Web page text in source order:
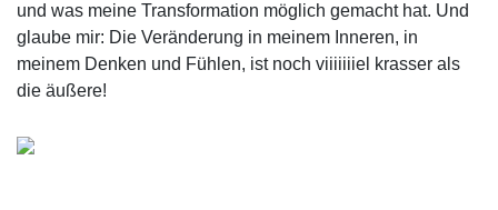
und was meine Transformation möglich gemacht hat. Und
glaube mir: Die Veränderung in meinem Inneren, in
meinem Denken und Fühlen, ist noch viiiiiiiel krasser als
die äußere!